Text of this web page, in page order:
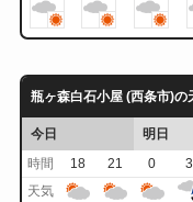
瓶ヶ森白石小屋 (西条市)の
今日
明日
時間
18 21 0 3
天気